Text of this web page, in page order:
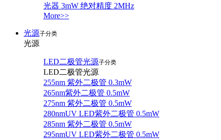
光器 3mW 绝对精度 2MHz
More>>
光源子分类
光源
LED二极管光源子分类
LED二极管光源
255nm 紫外二极管 0.3mW
265nm紫外二极管 0.5mW
275nm 紫外二极管 0.5mW
280nmUV LED紫外二极管 0.5mW
285nm 紫外二极管 0.5mW
295nmUV LED紫外二极管 0.5mW